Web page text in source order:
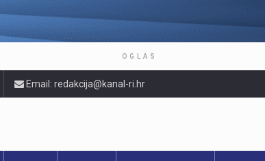
OGLAS
Email: redakcija@kanal-ri.hr